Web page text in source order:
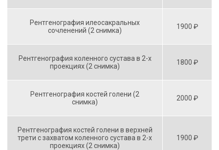
Рентгенография илеосакральных
сочленений (2 снимка)
1900 ₽
Рентгенография коленного сустава в 2-х
проекциях (2 снимка)
1800 ₽
Рентгенография костей голени (2
снимка)
2000 ₽
Рентгенография костей голени в верхней
трети с захватом коленного сустава в 2-х
проекциях (2 снимка)
1900 ₽